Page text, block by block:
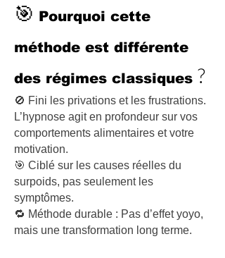
🎯 Pourquoi cette
méthode est différente
des régimes classiques ?
🚫 Fini les privations et les frustrations.
L’hypnose agit en profondeur sur vos
comportements alimentaires et votre
motivation.
🎯 Ciblé sur les causes réelles du
surpoids, pas seulement les
symptômes.
🔁 Méthode durable : Pas d’effet yoyo,
mais une transformation long terme.